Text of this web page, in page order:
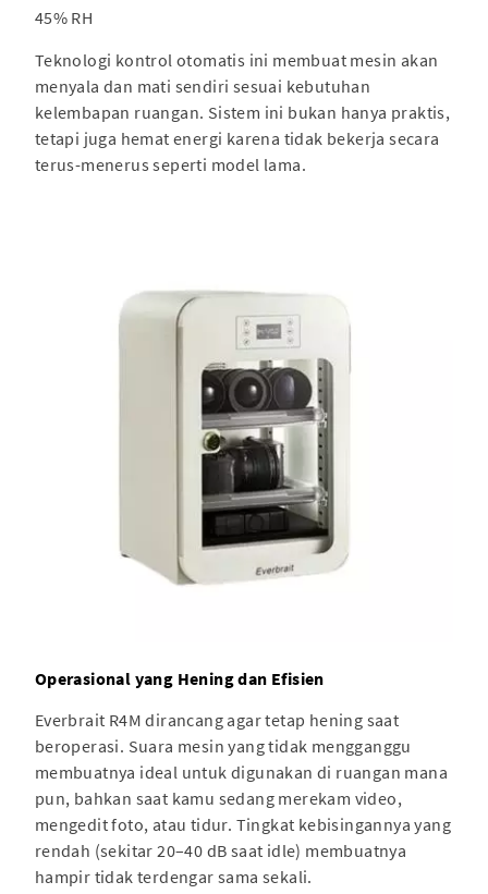
45% RH
Teknologi kontrol otomatis ini membuat mesin akan
menyala dan mati sendiri sesuai kebutuhan
kelembapan ruangan. Sistem ini bukan hanya praktis,
tetapi juga hemat energi karena tidak bekerja secara
terus-menerus seperti model lama.
Operasional yang Hening dan Efisien
Everbrait R4M dirancang agar tetap hening saat
beroperasi. Suara mesin yang tidak mengganggu
membuatnya ideal untuk digunakan di ruangan mana
pun, bahkan saat kamu sedang merekam video,
mengedit foto, atau tidur. Tingkat kebisingannya yang
rendah (sekitar 20–40 dB saat idle) membuatnya
hampir tidak terdengar sama sekali.